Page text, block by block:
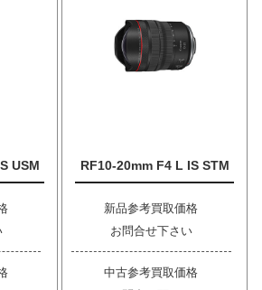
USM RF10-20mm F4 L IS STM
新品参考買取価格
お問合せ下さい
中古参考買取価格